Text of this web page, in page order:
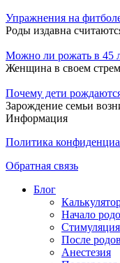
Упражнения на
Роды издавна
Можно ли рожать в 45
Женщина в своем
Почему дети
Зарождение семьи
Информация
Политика
Обратная связь
Блог
Начало
Стимуляция
После родов
Анестезия